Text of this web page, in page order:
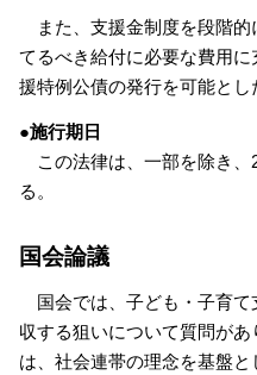
また、支援金制度を段階
てるべき給付に必要な費用
援特例公債の発行を可能とし
●施行期日
この法律は、一部を除き、
る。
国会論議
国会では、子ども・子育
収する狙いについて質問が
は、社会連帯の理念を基盤